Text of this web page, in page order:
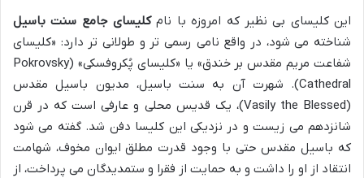
این کلیسای بی نظیر که امروزه با نامکلیسای جامع سنت باسیل
شناخته می شود، در واقع نامی رسمی تر و طولانی تر دارد: «کلیسای
شفاعت مریم مقدس بر خندق» یا «کلیسای پُکروفسکی» (Pokrovsky
Cathedral). شهرت آن به سنت باسیل، مدیون باسیل مقدس
(Vasily the Blessed)، یک قدیس محلی و عارفی است که در قرن
شانزدهم می زیست و در نزدیکی این کلیسا دفن شد. گفته می شود
که باسیل مقدس حتی با وجود قدرت مطلق ایوان مخوف، شهامت
انتقاد از او را داشت و به حمایت از فقرا و ستمدیدگان می پرداخت، از